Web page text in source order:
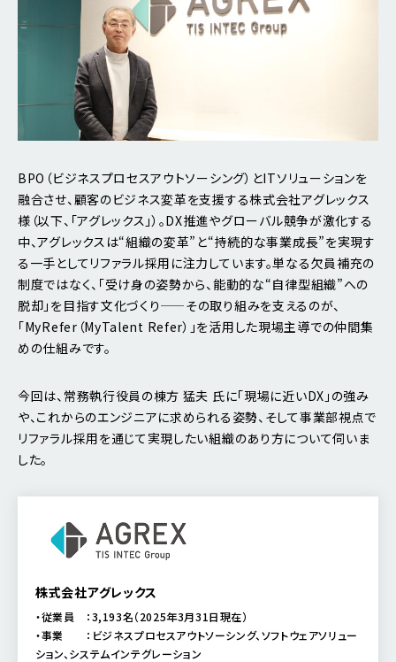
BPO（ビジネスプロセスアウトソーシング）とITソリューションを
融合させ、顧客のビジネス変革を支援する株式会社アグレックス
様（以下、「アグレックス」）。DX推進やグローバル競争が激化する
中、アグレックスは“組織の変革”と“持続的な事業成長”を実現す
る一手としてリファラル採用に注力しています。単なる欠員補充の
制度ではなく、「受け身の姿勢から、能動的な“自律型組織”への
脱却」を目指す文化づくり——その取り組みを支えるのが、
「MyRefer（MyTalent Refer）」を活用した現場主導での仲間集
めの仕組みです。
今回は、常務執行役員の棟方 猛夫 氏に「現場に近いDX」の強み
や、これからのエンジニアに求められる姿勢、そして事業部視点で
リファラル採用を通じて実現したい組織のあり方について伺いま
した。
株式会社アグレックス
・従業員 ：3,193名（2025年3月31日現在）
・事業 ：ビジネスプロセスアウトソーシング、ソフトウェアソリュー
ション、システムインテグレーション